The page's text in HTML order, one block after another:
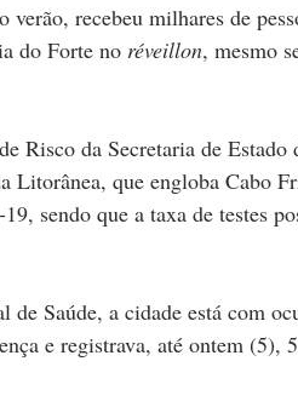
recebeu milhares de
do Forte no réveillon, mesmo
Risco da Secretaria de Estado
Litorânea, que engloba Cabo
sendo que a taxa de testes
de Saúde, a cidade está com
e registrava, até ontem (5),